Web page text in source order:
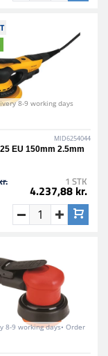
8-9 working days
MID6254044
EU 150mm 2.5mm
1 STK
4.237,88 kr.
8-9 working days• Order